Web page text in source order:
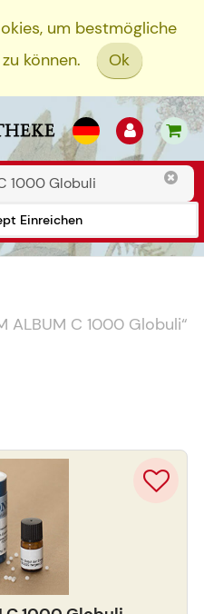
um bestmögliche
können.
Ok
Einreichen
ALBUM C 1000 Globuli“